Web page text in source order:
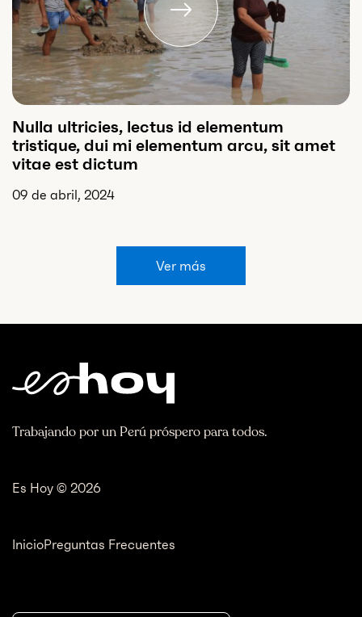
Nulla ultricies, lectus id elementum
tristique, dui mi elementum arcu, sit amet
vitae est dictum
09 de abril, 2024
Ver más
Trabajando por un Perú próspero para todos.
Es Hoy © 2026
InicioPreguntas Frecuentes